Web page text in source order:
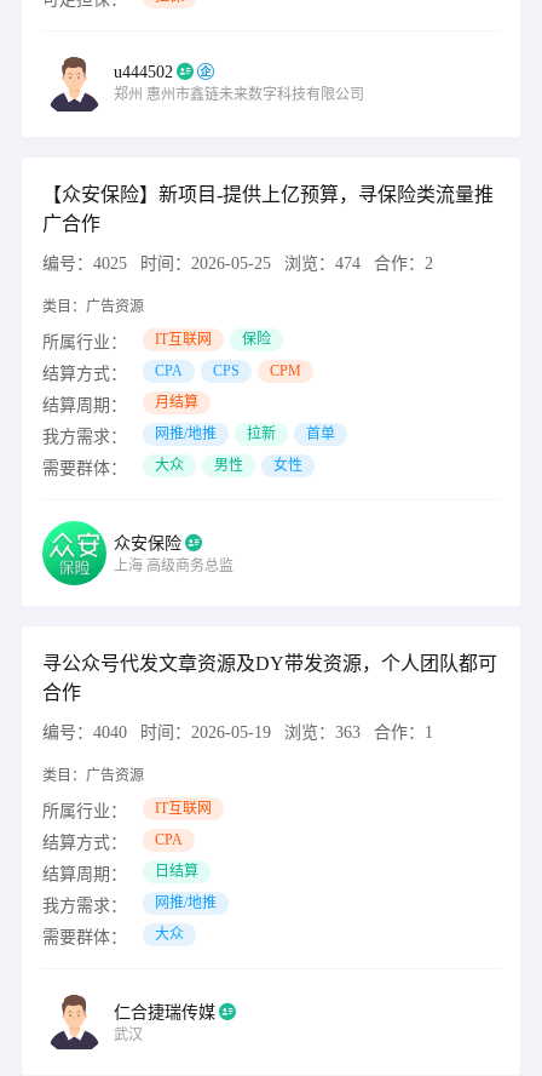
u444502
郑州 惠州市鑫链未来数字科技有限公司
【众安保险】新项目-提供上亿预算，寻保险类流量推
广合作
编号： 4025 时间： 2026-05-25 浏览： 474 合作： 2
类目： 广告资源
所属行业： IT互联网 保险
结算方式： CPA CPS CPM
结算周期： 月结算
我方需求： 网推/地推 拉新 首单
需要群体： 大众 男性 女性
众安保险
上海 高级商务总监
寻公众号代发文章资源及DY带发资源，个人团队都可
合作
编号： 4040 时间： 2026-05-19 浏览： 363 合作： 1
类目： 广告资源
所属行业： IT互联网
结算方式： CPA
结算周期： 日结算
我方需求： 网推/地推
需要群体： 大众
仁合捷瑞传媒
武汉